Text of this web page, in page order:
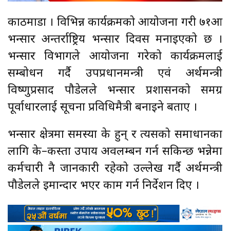
काठमाडौँ । विभिन्न कार्यक्रमको आयोजना गरी ७१औँ
भन्सार अन्तर्राष्ट्रिय भन्सार दिवस मनाइएको छ ।
भन्सार विभागले आयोजना गरेको कार्यक्रमलाई
सम्बोधन गर्दै उपप्रधानमन्त्री एवं अर्थमन्त्री
विष्णुप्रसाद पौडेलले भन्सार प्रशासनको समग्र
पूर्वाधारलाई सूचना प्रविधिमैत्री बनाइने बताए ।
भन्सार क्षेत्रमा समस्या के हुन् र त्यसको समाधानका
लागि के–कस्ता उपाय अवलम्बन गर्न सकिन्छ भन्नेमा
कर्मचारी नै जानकारी रहेको उल्लेख गर्दै अर्थमन्त्री
पौडेलले इमान्दार भएर काम गर्न निर्देशन दिए ।